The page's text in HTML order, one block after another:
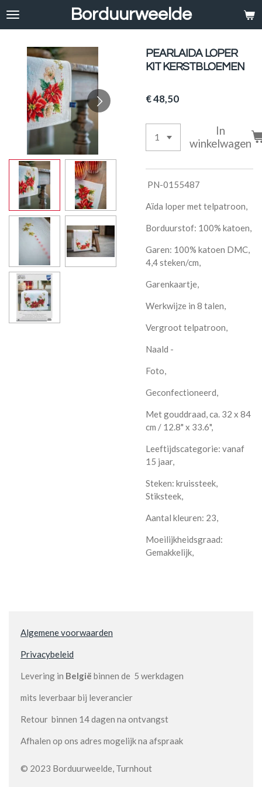
Ga
hoofdinhoud
Borduurweelde
PEARLAIDA LOPER
KIT KERSTBLOEMEN
€ 48,50
In
winkelwagen
PN-0155487
Aïda loper met telpatroon,
Borduurstof: 100% katoen,
Garen: 100% katoen DMC,
4,4 steken/cm,
Garenkaartje,
Werkwijze in 8 talen,
Vergroot telpatroon,
Naald -
Foto,
Geconfectioneerd,
Met gouddraad, ca. 32 x 84
cm / 12.8" x 33.6",
Leeftijdscategorie: vanaf
15 jaar,
Steken: kruissteek,
Stiksteek,
Aantal kleuren: 23,
Moeilijkheidsgraad:
Gemakkelijk,
Algemene voorwaarden
Privacybeleid
Levering in België binnen de 5 werkdagen
mits leverbaar bij leverancier
Retour binnen 14 dagen na ontvangst
Afhalen op ons adres mogelijk na afspraak
© 2023 Borduurweelde, Turnhout